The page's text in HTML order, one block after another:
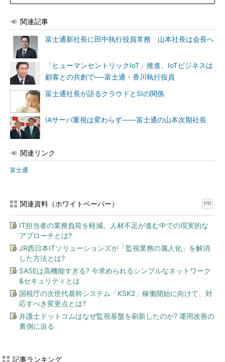
関連記事
富士通新社長に田中執行役員常務 山本社長は会長へ
「ヒューマンセントリックIoT」推進、IoTビジネスは
顧客との共創で──富士通・香川執行役員
富士通社長が語るクラウドとSIの関係
IAサーバ重視は変わらず――富士通の山本次期社長
関連リンク
富士通
関連資料（ホワイトペーパー） PR
IT担当者の業務負荷を軽減、人材不足が進む中での現実的な
アプローチとは?
JR西日本ITソリューションズが「監視業務の属人化」を解消
した方法とは?
SASEは高機能すぎる? 今求められるシンプルなネットワーク
&セキュリティとは
国税庁の次世代基幹システム「KSK2」稼働開始に向けて、対
応すべき変更点とは?
弁護士ドットコムはなぜ監視基盤を刷新したのか? 運用改善の
裏側に迫る
記事ランキング